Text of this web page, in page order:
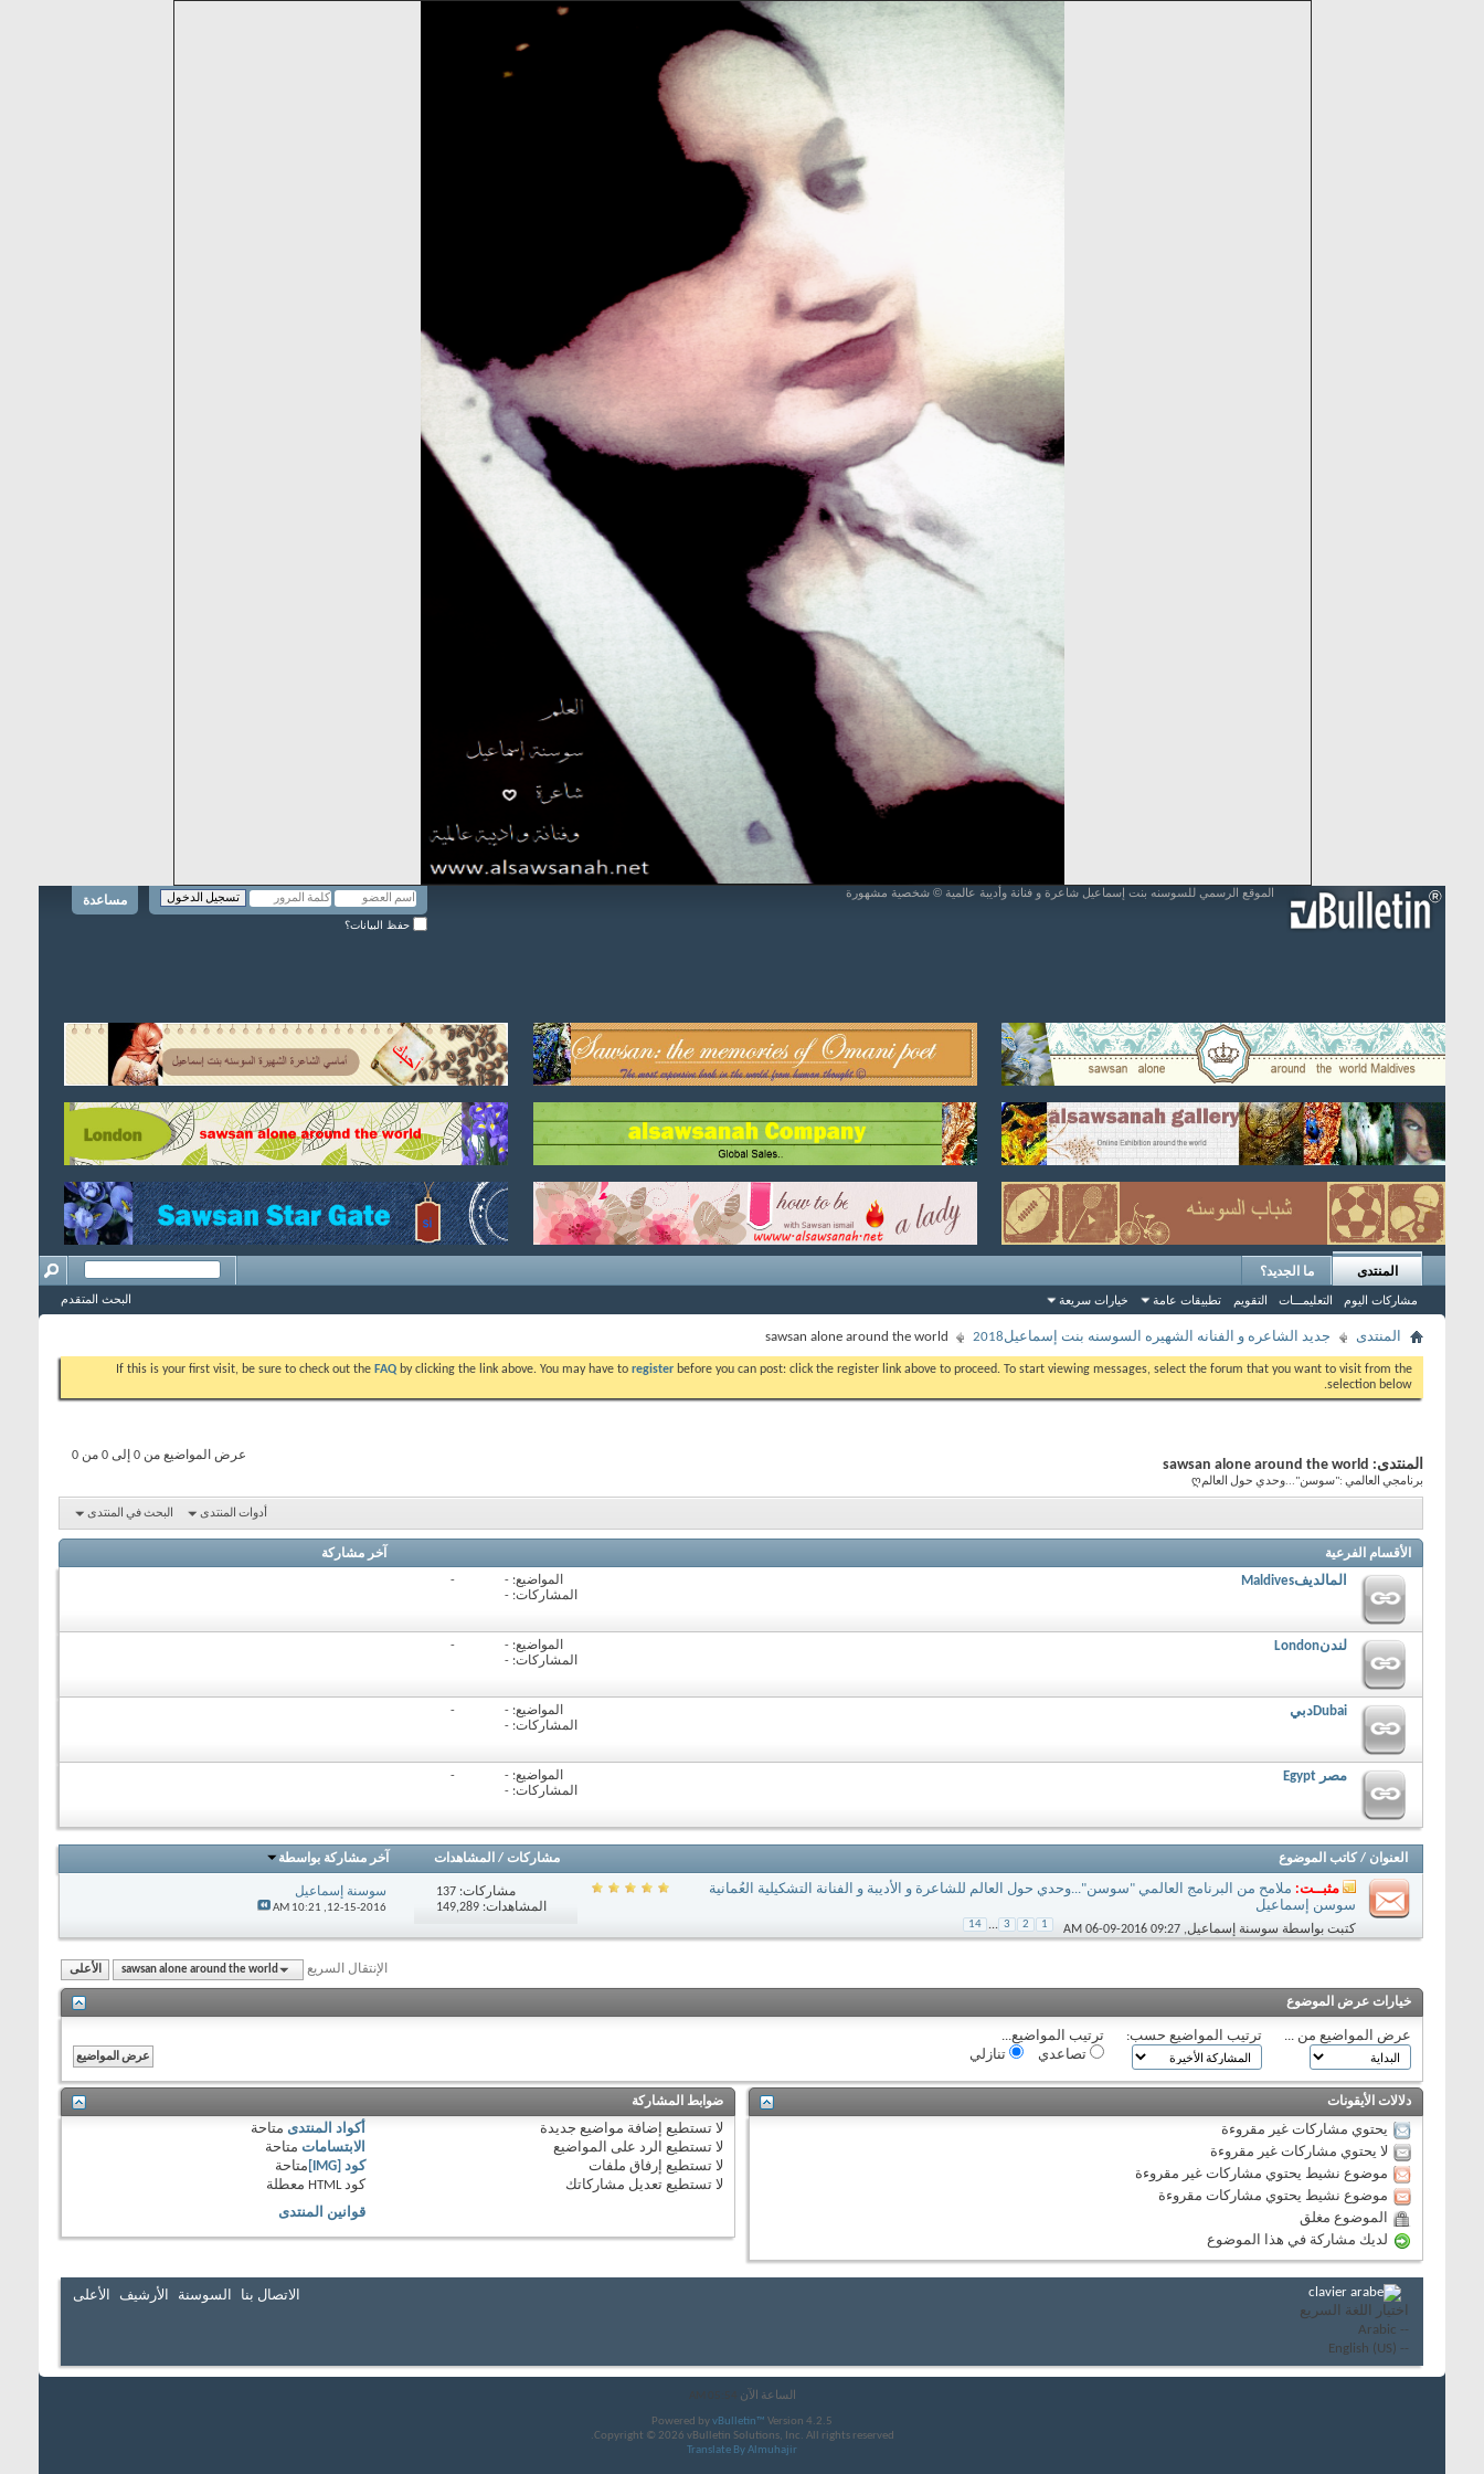
مساعدة
حفظ البيانات؟
الموقع الرسمي للسوسنه بنت إسماعيل شاعرة و فنانة وأديبة عالمية © شخصية مشهورة
المنتدى
مشاركات اليوم التعليمـــات التقويم تطبيقات عامة خيارات سريعة
ما الجديد؟
البحث المتقدم
المنتدى جديد الشاعره و الفنانه الشهيره السوسنه بنت إسماعيل2018 sawsan alone around the world
If this is your first visit, be sure to check out the FAQ by clicking the link above. You may have to register before you can post: click the register link above to proceed. To start viewing messages, select the forum that you want to visit from the
selection below.
عرض المواضيع من 0 إلى 0 من 0
المنتدى: sawsan alone around the world
برنامجي العالمي :"سوسن"...وحدي حول العالمღ
أدوات المنتدى البحث في المنتدى
الأقسام الفرعية آخر مشاركة
المالديفMaldives
المواضيع: -
المشاركات: -
-
لندنLondon
المواضيع: -
المشاركات: -
-
Dubaiدبي
المواضيع: -
المشاركات: -
-
مصر Egypt
المواضيع: -
المشاركات: -
-
العنوان / كاتب الموضوع مشاركات / المشاهدات آخر مشاركة بواسطة
مثبــت: ملامح من البرنامج العالمي "سوسن"...وحدي حول العالم للشاعرة و الأديبة و الفنانة التشكيلية العُمانية
سوسن إسماعيل
كتبت بواسطة سوسنة إسماعيل‏, 06-09-2016 09:27 AM
1
2
3
...
14
مشاركات:137
المشاهدات: 149,289
سوسنة إسماعيل
12-15-2016,
10:21 AM
الإنتقال السريع sawsan alone around the world الأعلى
خيارات عرض الموضوع
عرض المواضيع من ... ترتيب المواضيع حسب:
ترتيب المواضيع...
تصاعدي
تنازلي
دلالات الأيقونات
يحتوي مشاركات غير مقروءة
لا يحتوي مشاركات غير مقروءة
موضوع نشيط يحتوي مشاركات غير مقروءة
موضوع نشيط يحتوي مشاركات مقروءة
الموضوع مغلق
لديك مشاركة في هذا الموضوع
ضوابط المشاركة
لا تستطيع إضافة مواضيع جديدة
لا تستطيع الرد على المواضيع
لا تستطيع إرفاق ملفات
لا تستطيع تعديل مشاركاتك
أكواد المنتدى متاحة
الابتسامات متاحة
كود [IMG]
متاحة
كود HTML
معطلة
قوانين المنتدى
الاتصال بنا السوسنة الأرشيف الأعلى
الساعة الآن
Powered byvBulletin™ Version 4.2.5
Copyright © 2026 vBulletin Solutions, Inc. All rights reserved.
Translate By Almuhajir